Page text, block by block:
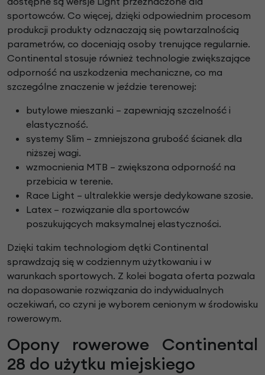
sportowców. Co więcej, dzięki odpowiednim procesom
produkcji produkty odznaczają się powtarzalnością
parametrów, co doceniają osoby trenujące regularnie.
Continental stosuje również technologie zwiększające
odporność na uszkodzenia mechaniczne, co ma
szczególne znaczenie w jeździe terenowej:
butylowe mieszanki – zapewniają szczelność i
elastyczność.
systemy Slim – zmniejszona grubość ścianek dla
niższej wagi.
wzmocnienia MTB – zwiększona odporność na
przebicia w terenie.
Race Light – ultralekkie wersje dedykowane szosie.
Latex – rozwiązanie dla sportowców
poszukujących maksymalnej elastyczności.
Dzięki takim technologiom dętki Continental
sprawdzają się w codziennym użytkowaniu i w
warunkach sportowych. Z kolei bogata oferta pozwala
na dopasowanie rozwiązania do indywidualnych
oczekiwań, co czyni je wyborem cenionym w środowisku
rowerowym.
Opony rowerowe Continental
28 do użytku miejskiego